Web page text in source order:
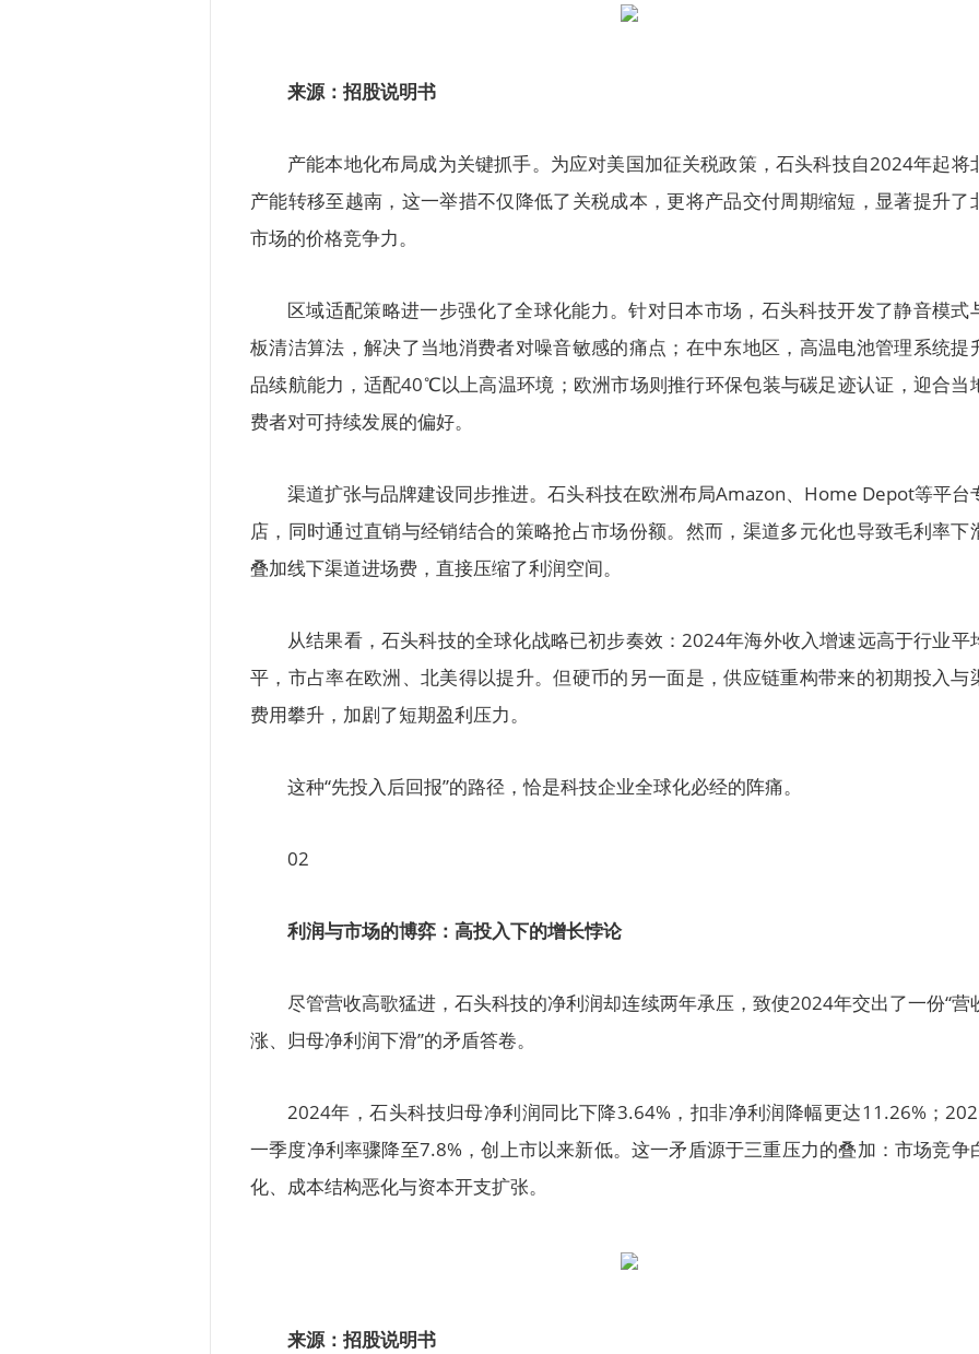
来源：招股说明书
产能本地化布局成为关键抓手。为应对美国加征关税政策，石头科技自2024年起将
产能转移至越南，这一举措不仅降低了关税成本，更将产品交付周期缩短，显著提升了
市场的价格竞争力。
区域适配策略进一步强化了全球化能力。针对日本市场，石头科技开发了静音模式
板清洁算法，解决了当地消费者对噪音敏感的痛点；在中东地区，高温电池管理系统提
品续航能力，适配40℃以上高温环境；欧洲市场则推行环保包装与碳足迹认证，迎合当
费者对可持续发展的偏好。
渠道扩张与品牌建设同步推进。石头科技在欧洲布局Amazon、Home Depot等平台
店，同时通过直销与经销结合的策略抢占市场份额。然而，渠道多元化也导致毛利率下
叠加线下渠道进场费，直接压缩了利润空间。
从结果看，石头科技的全球化战略已初步奏效：2024年海外收入增速远高于行业平
平，市占率在欧洲、北美得以提升。但硬币的另一面是，供应链重构带来的初期投入与
费用攀升，加剧了短期盈利压力。
这种“先投入后回报”的路径，恰是科技企业全球化必经的阵痛。
02
利润与市场的博弈：高投入下的增长悖论
尽管营收高歌猛进，石头科技的净利润却连续两年承压，致使2024年交出了一份“营
涨、归母净利润下滑”的矛盾答卷。
2024年，石头科技归母净利润同比下降3.64%，扣非净利润降幅更达11.26%；
一季度净利率骤降至7.8%，创上市以来新低。这一矛盾源于三重压力的叠加：市场竞争
化、成本结构恶化与资本开支扩张。
来源：招股说明书